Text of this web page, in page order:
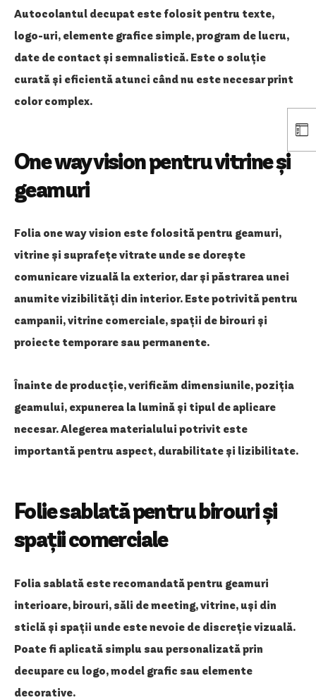
Autocolantul decupat este folosit pentru texte,
logo-uri, elemente grafice simple, program de lucru,
date de contact și semnalistică. Este o soluție
curată și eficientă atunci când nu este necesar print
color complex.
One way vision pentru vitrine și
geamuri
Folia one way vision este folosită pentru geamuri,
vitrine și suprafețe vitrate unde se dorește
comunicare vizuală la exterior, dar și păstrarea unei
anumite vizibilități din interior. Este potrivită pentru
campanii, vitrine comerciale, spații de birouri și
proiecte temporare sau permanente.
Înainte de producție, verificăm dimensiunile, poziția
geamului, expunerea la lumină și tipul de aplicare
necesar. Alegerea materialului potrivit este
importantă pentru aspect, durabilitate și lizibilitate.
Folie sablată pentru birouri și
spații comerciale
Folia sablată este recomandată pentru geamuri
interioare, birouri, săli de meeting, vitrine, uși din
sticlă și spații unde este nevoie de discreție vizuală.
Poate fi aplicată simplu sau personalizată prin
decupare cu logo, model grafic sau elemente
decorative.